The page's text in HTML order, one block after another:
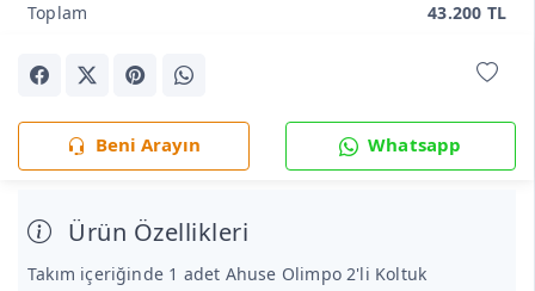
Toplam 43.200 TL
Beni Arayın Whatsapp
Ürün Özellikleri
Takım içeriğinde 1 adet Ahuse Olimpo 2'li Koltuk